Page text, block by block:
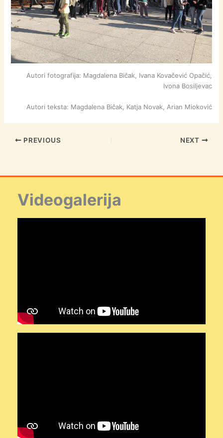
Autori fotografija: Magdalena Bičak, Ivana Kovačević Opačić,
Ivona Bosiljevac
Autori teksta: Magdalena Bičak, Katja Novak, Arian Mioković
PREVIOUS NEXT
Videogalerija